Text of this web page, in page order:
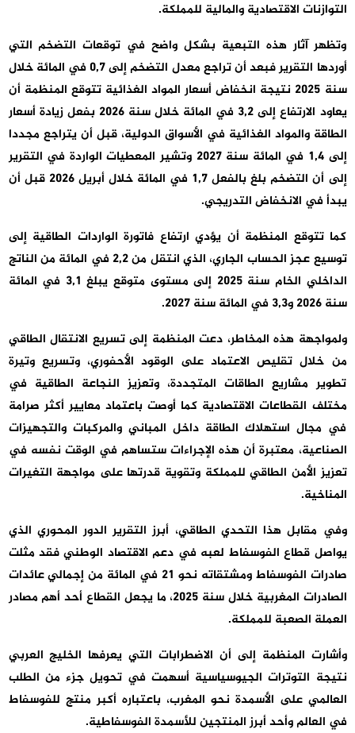
التوازنات الاقتصادية والمالية للمملكة.
وتظهر آثار هذه التبعية بشكل واضح في توقعات التضخم التي
أوردها التقرير فبعد أن تراجع معدل التضخم إلى 0,7 في المائة خلال
سنة 2025 نتيجة انخفاض أسعار المواد الغذائية تتوقع المنظمة أن
يعاود الارتفاع إلى 3,2 في المائة خلال سنة 2026 بفعل زيادة أسعار
الطاقة والمواد الغذائية في الأسواق الدولية، قبل أن يتراجع مجددا
إلى 1,4 في المائة سنة 2027 وتشير المعطيات الواردة في التقرير
إلى أن التضخم بلغ بالفعل 1,7 في المائة خلال أبريل 2026 قبل أن
يبدأ في الانخفاض التدريجي.
كما تتوقع المنظمة أن يؤدي ارتفاع فاتورة الواردات الطاقية إلى
توسيع عجز الحساب الجاري، الذي انتقل من 2,2 في المائة من الناتج
الداخلي الخام سنة 2025 إلى مستوى متوقع يبلغ 3,1 في المائة
سنة 2026 و3,3 في المائة سنة 2027.
ولمواجهة هذه المخاطر، دعت المنظمة إلى تسريع الانتقال الطاقي
من خلال تقليص الاعتماد على الوقود الأحفوري، وتسريع وتيرة
تطوير مشاريع الطاقات المتجددة، وتعزيز النجاعة الطاقية في
مختلف القطاعات الاقتصادية كما أوصت باعتماد معايير أكثر صرامة
في مجال استهلاك الطاقة داخل المباني والمركبات والتجهيزات
الصناعية، معتبرة أن هذه الإجراءات ستساهم في الوقت نفسه في
تعزيز الأمن الطاقي للمملكة وتقوية قدرتها على مواجهة التغيرات
المناخية.
وفي مقابل هذا التحدي الطاقي، أبرز التقرير الدور المحوري الذي
يواصل قطاع الفوسفاط لعبه في دعم الاقتصاد الوطني فقد مثلت
صادرات الفوسفاط ومشتقاته نحو 21 في المائة من إجمالي عائدات
الصادرات المغربية خلال سنة 2025، ما يجعل القطاع أحد أهم مصادر
العملة الصعبة للمملكة.
وأشارت المنظمة إلى أن الاضطرابات التي يعرفها الخليج العربي
نتيجة التوترات الجيوسياسية أسهمت في تحويل جزء من الطلب
العالمي على الأسمدة نحو المغرب، باعتباره أكبر منتج للفوسفاط
في العالم وأحد أبرز المنتجين للأسمدة الفوسفاطية.